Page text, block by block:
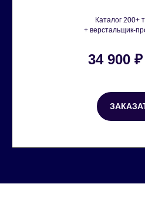
Каталог 200+
+ верстальщик-
34 900 ₽